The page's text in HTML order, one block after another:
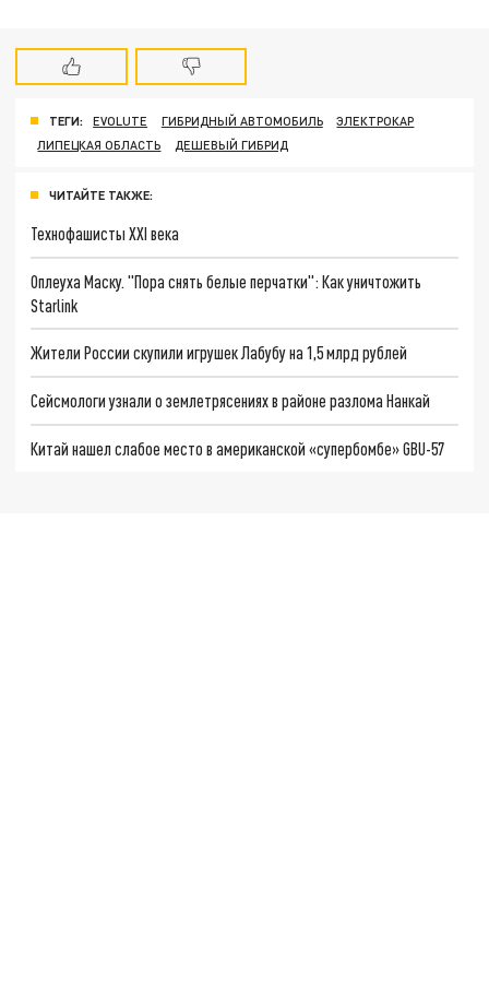
ТЕГИ: EVOLUTE ГИБРИДНЫЙ АВТОМОБИЛЬ
ЭЛЕКТРОКАР
ЛИПЕЦКАЯ ОБЛАСТЬ
ДЕШЕВЫЙ ГИБРИД
ЧИТАЙТЕ ТАКЖЕ:
Технофашисты XXI века
Оплеуха Маску. "Пора снять белые перчатки": Как уничтожить
Starlink
Жители России скупили игрушек Лабубу на 1,5 млрд рублей
Сейсмологи узнали о землетрясениях в районе разлома Нанкай
Китай нашел слабое место в американской «супербомбе» GBU-57